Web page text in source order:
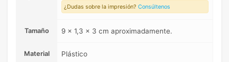
¿Dudas sobre la impresión? Consúltenos
Tamaño 9 x 1,3 x 3 cm aproximadamente.
Material Plástico